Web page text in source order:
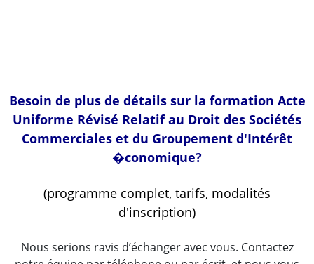
Besoin de plus de détails sur la formation Acte
Uniforme Révisé Relatif au Droit des Sociétés
Commerciales et du Groupement d'Intérêt
�conomique?
(programme complet, tarifs, modalités
d'inscription)
Nous serions ravis d’échanger avec vous. Contactez